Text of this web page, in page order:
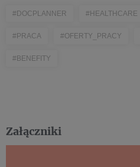
#DOCPLANNER #HEALTHCARE
#PRACA #OFERTY_PRACY
#BENEFITY
Załączniki